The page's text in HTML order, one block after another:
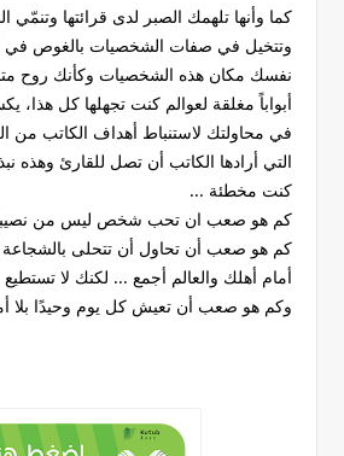
كما وأنها تلهمك الصبر لدى قرائتها وتنمّي
وتتخيل في صفات الشخصيات بالغوص في
نفسك مكان هذه الشخصيات وكأنك روح
أبواباً مغلقة لعوالم كنت تجهلها كل هذا،
في محاولتك لاستنباط أهداف الكاتب من
التي أرادها الكاتب أن تصل للقارئ وهذه
كنت مخطئة ...
كم هو صعب ان تحب شخص ليس من
كم هو صعب أن تحاول أن تتحلى
أمام أهلك والعالم أجمع ... لكنك لا تستطيع
وكم هو صعب أن تعيش كل يوم وحيدًا بلا